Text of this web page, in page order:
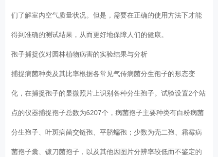
们了解室内空气质量状况。但是，需要在正确的使用方法下才能
得到准确的测试结果，从而更好地保障人们的健康。
孢子捕捉仪对园林植物病害的实验结果与分析
捕捉病菌种类及其比率根据各常见气传病菌分生孢子的形态变
化，在捕捉孢子的显微照片上识别各种分生孢子。试验设置2个站
点的仪器捕捉孢子总数为6207个，病菌孢子主要种类有白粉病菌
分生孢子、叶斑病菌交链孢、平脐蠕孢；少数为壳二孢、霜霉病
菌孢子囊、镰刀菌孢子，以及其他因图片分辨率较低而不鉴定的